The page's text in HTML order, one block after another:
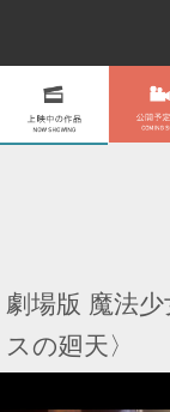
劇場版 魔法
スの廻天〉